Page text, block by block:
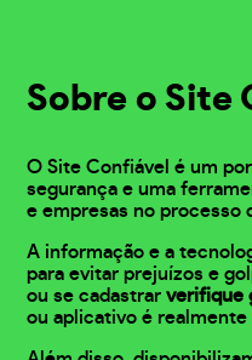
Sobre o Site
O Site Confiável é um
segurança e uma
e empresas no processo
A informação e a
para evitar prejuízos e
ou se cadastrarverifique
ou aplicativo é realmente